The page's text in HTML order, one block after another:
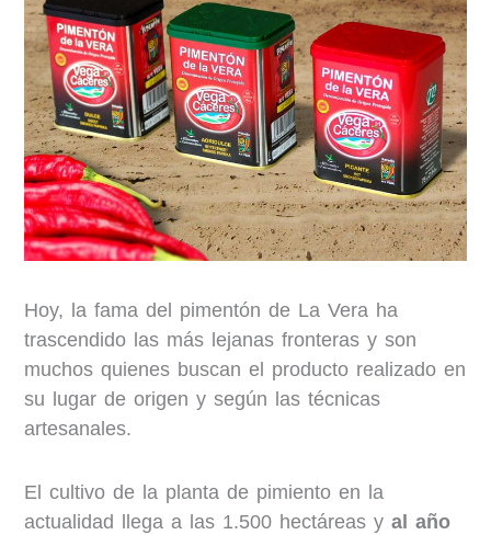
Hoy, la fama del pimentón de La Vera ha
trascendido las más lejanas fronteras y son
muchos quienes buscan el producto realizado en
su lugar de origen y según las técnicas
artesanales.
El cultivo de la planta de pimiento en la
actualidad llega a las 1.500 hectáreas yal año